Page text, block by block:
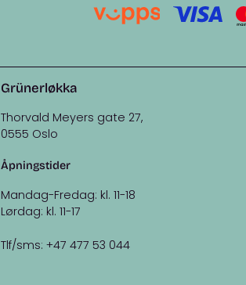
Grünerløkka
Thorvald Meyers gate 27,
0555 Oslo
Åpningstider
Mandag-Fredag: kl. 11-18
Lørdag: kl. 11-17
Tlf/sms: +47 477 53 044